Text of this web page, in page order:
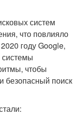
систем
что повлияло
году Google,
системы
чтобы
безопасный поиск